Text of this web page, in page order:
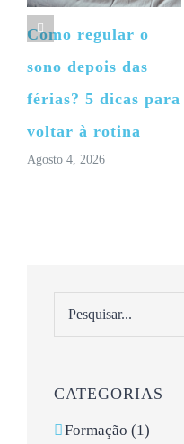
Como regular o
sono depois das
férias? 5 dicas para
voltar à rotina
Agosto 4, 2026
CATEGORIAS
Formação (1)